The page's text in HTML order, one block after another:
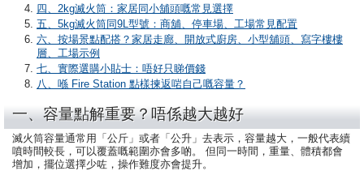
四、2kg滅火筒：家居同小舖頭嘅常見選擇
五、5kg滅火筒同9L型號：商舖、停車場、工場常見配置
六、按場景點配搭？家居走廊、開放式廚房、小型舖頭、寫字樓樓
層、工場示例
七、實際選購小貼士：唔好只睇價錢
八、喺 Fire Station 點樣揀返啱自己嘅容量？
一、容量點解重要？唔係越大越好
滅火筒容量通常用「公斤」或者「公升」去表示，容量越大，一般代表續
噴時間較長，可以覆蓋嘅範圍亦會多啲。 但同一時間，重量、體積都會
增加，擺位選擇少咗，操作難度亦會提升。